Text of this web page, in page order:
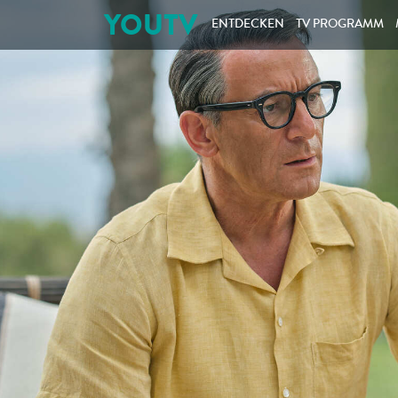
YOUTV ENTDECKEN TV PROGRAMM